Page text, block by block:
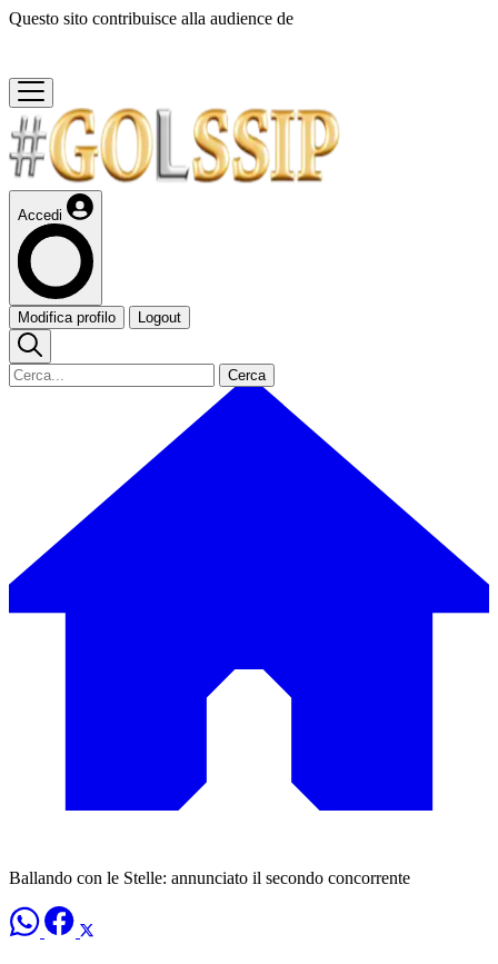
Questo sito contribuisce alla audience de
Accedi
Modifica profilo Logout
Cerca
Ballando con le Stelle: annunciato il secondo concorrente